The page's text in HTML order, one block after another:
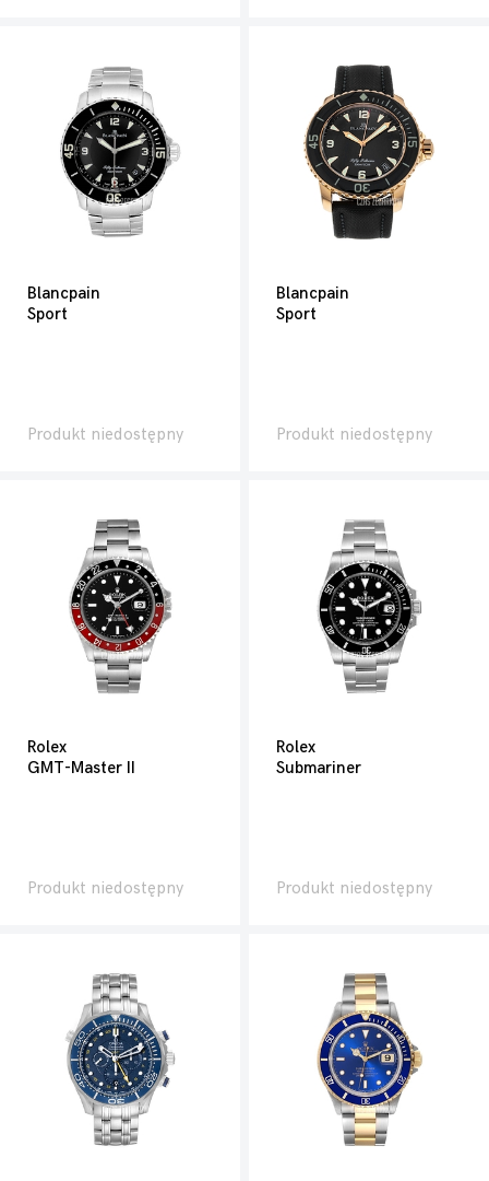
Blancpain
Sport
Produkt niedostępny
Blancpain
Sport
Produkt niedostępny
Rolex
GMT-Master II
Produkt niedostępny
Rolex
Submariner
Produkt niedostępny